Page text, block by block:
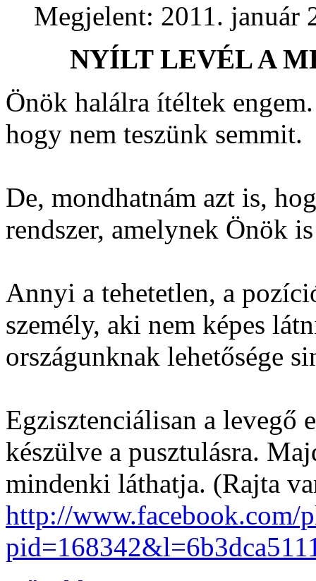
Megjelent: 2011. január
NYÍLT LEVÉL A
Önök halálra ítéltek
hogy nem teszünk semmit.
De, mondhatnám azt is,
rendszer, amelynek Önök
Annyi a tehetetlen, a
személy, aki nem képes
országunknak lehetősége
Egzisztenciálisan a
készülve a pusztulásra.
mindenki láthatja. (Rajta
http://www.facebook.com/